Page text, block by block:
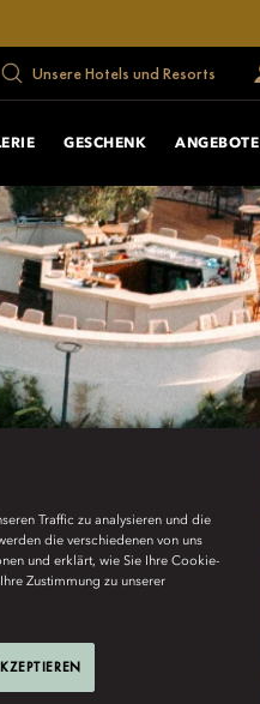
Unsere Hotels und Resorts
GESCHENK ANGEBOTE
Traffic zu analysieren und die
die verschiedenen von uns
und erklärt, wie Sie Ihre Cookie-
Zustimmung zu unserer